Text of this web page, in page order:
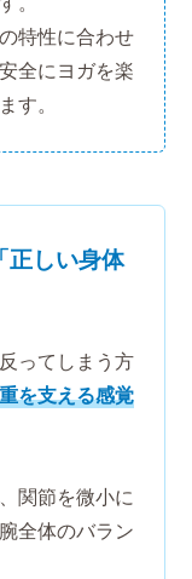
特性に合わせ
全にヨガを楽
す。
正しい身体
ってしまう方
を支える感覚
関節を微小に
全体のバラン